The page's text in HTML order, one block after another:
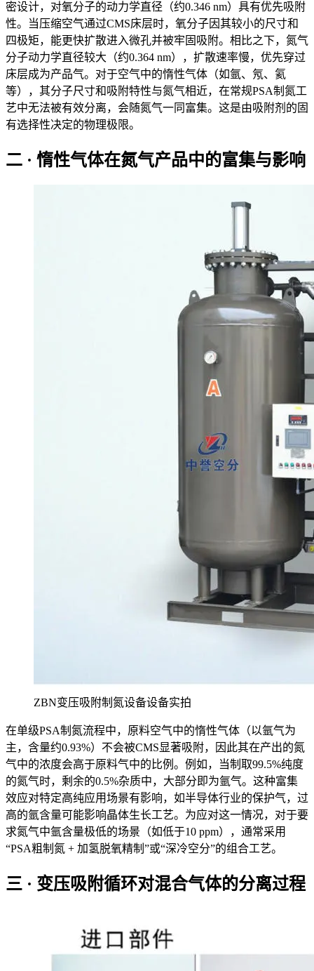
密设计，对氧分子的动力学直径（约0.346 nm）具有优先吸附
性。当压缩空气通过CMS床层时，氧分子因其较小的尺寸和
四极矩，能更快扩散进入微孔并被牢固吸附。相比之下，氮气
分子动力学直径较大（约0.364 nm），扩散速率慢，优先穿过
床层成为产品气。对于空气中的惰性气体（如氩、氖、氦
等），其分子尺寸和吸附特性与氮气相近，在常规PSA制氮工
艺中无法被有效分离，会随氮气一同富集。这是由吸附剂的固
有选择性决定的物理极限。
二 · 惰性气体在氮气产品中的富集与影响
ZBN变压吸附制氮设备设备实拍
在单级PSA制氮流程中，原料空气中的惰性气体（以氩气为
主，含量约0.93%）不会被CMS显著吸附，因此其在产出的氮
气中的浓度会高于原料气中的比例。例如，当制取99.5%纯度
的氮气时，剩余的0.5%杂质中，大部分即为氩气。这种富集
效应对特定高纯应用场景有影响，如半导体行业的保护气，过
高的氩含量可能影响晶体生长工艺。为应对这一情况，对于要
求氮气中氩含量极低的场景（如低于10 ppm），通常采用
“PSA粗制氮 + 加氢脱氧精制”或“深冷空分”的组合工艺。
三 · 变压吸附循环对混合气体的分离过程